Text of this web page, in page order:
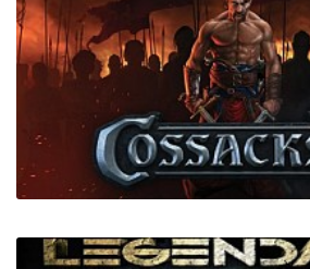
PixelJunk Shooter